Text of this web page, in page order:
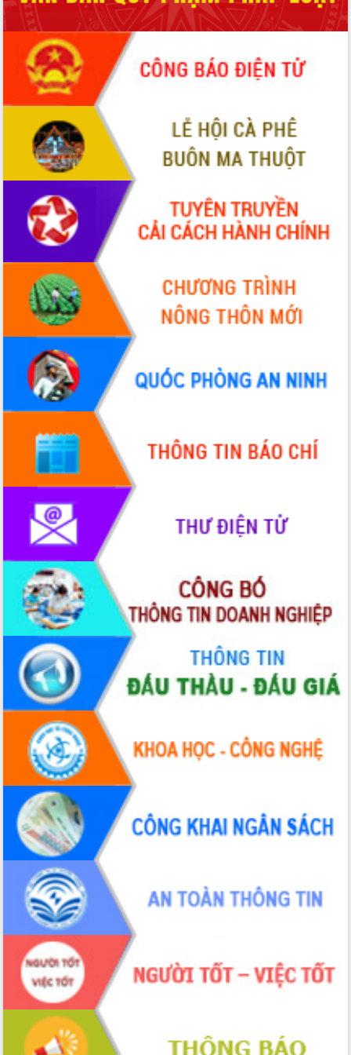
Tháo gỡ những vướng mắc, đẩy mạnh
công tác cải cách thủ tục hành chính
tại Trung tâm Phục vụ hành chính
công tỉnh
Đắk Lắk: Tôn vinh 46 giải pháp tại Hội
thi Sáng tạo Kỹ thuật 2024 - 2025
Đắk Lắk rà soát, điều chỉnh Đề án 190
về phát triển nuôi trồng thủy sản
Phó Chủ tịch UBND tỉnh Đắk Lắk
Trương Công Thái kiểm tra thực địa
Dự án cao tốc Khánh Hòa - Buôn Ma
Thuột
Định vị cà phê Việt Nam như một “di
sản sống” trong dòng chảy toàn cầu
Xây dựng nông thôn mới: Nâng cao đời
sống người dân từ những mô hình thiết
thực
Quyết liệt tháo gỡ vướng mắc, đẩy
nhanh tiến độ các dự án trọng điểm
trong Khu kinh tế Nam Phú Yên
Hòn Yến phát triển du lịch gắn với bảo
tồn biển
Lấy ý kiến điều chỉnh Quy hoạch tỉnh
Đắk Lắk thời kỳ 2021-2030, tầm nhìn
Phát động chiến dịch 30 ngày đêm
giải phóng mặt bằng Tuyến đường bộ
ven biển
Đắk Lắk nỗ lực thúc đẩy tăng trưởng
kinh tế từ 10% trở lên trong Quý
II/2026
Đắk Lắk ký kết thỏa thuận hợp tác về
chuyển đổi số giai đoạn 2026 – 2030
với Tập đoàn Bưu chính Viễn thông
Việt Nam
Thứ trưởng Bộ Y tế làm việc với tỉnh
Đắk Lắk về phát triển nhân lực y tế
cho trạm y tế cấp xã
Du lịch Đắk Lắk nâng tầm trải nghiệm
du khách thông qua Hệ thống cơ sở dữ
liệu và Bản đồ số
Tập huấn ứng dụng trí tuệ nhân tạo (AI)
trong thương mại điện tử năm 2026
Đoàn đại biểu Quốc hội tỉnh Đắk Lắk
trao đổi thông tin trước Kỳ họp thứ
nhất, Quốc hội khóa XVI
Quyết liệt cải cách hành chính, khơi
thông nguồn lực phát triển
Nâng cao hiệu lực, hiệu quả HĐND
tỉnh thông qua hiện đại hóa hành chính
Xã Ea Phê gắn cải cách hành chính với
chuyển đổi số
Phó Chủ tịch Thường trực UBND tỉnh
Hồ Thị Nguyên Thảo làm việc tại Trung
tâm Phục vụ hành chính công xã Ea
Phê
Xây dựng nền hành chính số đồng
hành cùng nông dân dân, doanh nghiệp
Giai đoạn 2026-2030, Đắk Lắk phấn
đấu có 77% xã đạt chuẩn nông thôn
mới